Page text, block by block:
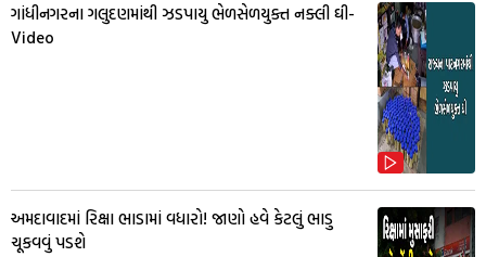
ગાંધીનગરના ગલુદણમાંથી ઝડપાયુ ભેળસેળયુક્ત નક્લી ઘી-
Video
અમદાવાદમાં રિક્ષા ભાડામાં વધારો! જાણો હવે કેટલું ભાડુ
ચૂકવવું પડશે